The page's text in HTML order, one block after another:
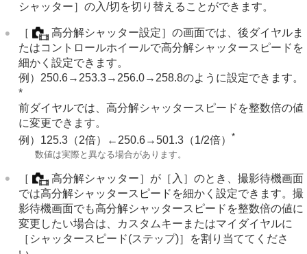
シャッター］の入/切を切り替えることができます。
［ 高分解シャッター設定］ の画面では、後ダイヤルま
たはコントロールホイールで高分解シャッタースピードを
細かく設定できます。
例）250.6→253.3→256.0→258.8のように設定できます。
*
前ダイヤルでは、高分解シャッタースピードを整数倍の値
に変更できます。
例）125.3（2倍）←250.6→501.3（1/2倍） *
*数値は実際と異なる場合があります。
［ 高分解シャッター］ が［入］ のとき、撮影待機画面
では高分解シャッタースピードを細かく設定できます。撮
影待機画面でも高分解シャッタースピードを整数倍の値に
変更したい場合は、カスタムキーまたはマイダイヤルに
［シャッタースピード(ステップ)］ を割り当ててくださ